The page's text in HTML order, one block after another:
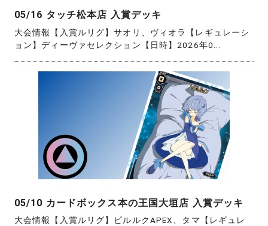
05/16 タッチ松本店 入賞デッキ
大会情報【入賞ルリグ】サオリ、ヴィオラ【レギュレーシ
ョン】ディーヴァセレクション【日時】2026年0...
05/10 カードボックス本の王国大垣店 入賞デッキ
大会情報【入賞ルリグ】ピルルクAPEX、タマ【レギュレ